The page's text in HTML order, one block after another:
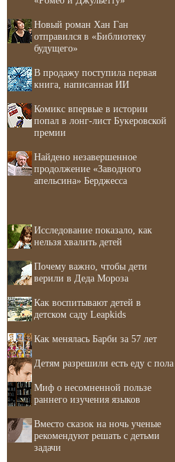
Новый роман Хан Ган
отправился в «Библиотеку
будущего»
В продажу поступила первая
книга, написанная ИИ
Комикс впервые в истории
попал в лонг-лист Букеровской
премии
Найдено незавершенное
продолжение «Заводного
апельсина» Берджесса
Исследование показало, как
нельзя хвалить детей
Почему важно, чтобы дети
верили в Деда Мороза
Как воспитывают детей в
детском саду Leapkids
Как менялась Барби за 57 лет
Детям разрешили есть еду с пола
Миф о несомненной пользе
раннего изучения языков
Вместо сказок на ночь ученые
рекомендуют решать с детьми
задачи